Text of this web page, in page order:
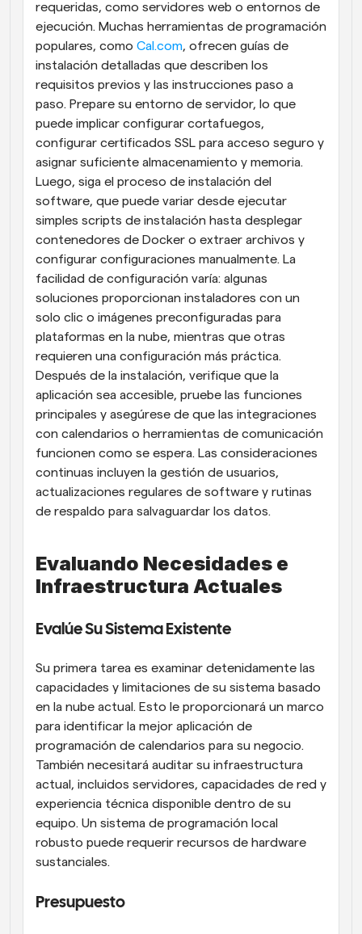
requeridas, como servidores web o entornos de
ejecución. Muchas herramientas de programación
populares, como Cal.com, ofrecen guías de
instalación detalladas que describen los
requisitos previos y las instrucciones paso a
paso. Prepare su entorno de servidor, lo que
puede implicar configurar cortafuegos,
configurar certificados SSL para acceso seguro y
asignar suficiente almacenamiento y memoria.
Luego, siga el proceso de instalación del
software, que puede variar desde ejecutar
simples scripts de instalación hasta desplegar
contenedores de Docker o extraer archivos y
configurar configuraciones manualmente. La
facilidad de configuración varía: algunas
soluciones proporcionan instaladores con un
solo clic o imágenes preconfiguradas para
plataformas en la nube, mientras que otras
requieren una configuración más práctica.
Después de la instalación, verifique que la
aplicación sea accesible, pruebe las funciones
principales y asegúrese de que las integraciones
con calendarios o herramientas de comunicación
funcionen como se espera. Las consideraciones
continuas incluyen la gestión de usuarios,
actualizaciones regulares de software y rutinas
de respaldo para salvaguardar los datos.
Evaluando Necesidades e
Infraestructura Actuales
Evalúe Su Sistema Existente
Su primera tarea es examinar detenidamente las
capacidades y limitaciones de su sistema basado
en la nube actual. Esto le proporcionará un marco
para identificar la mejor aplicación de
programación de calendarios para su negocio.
También necesitará auditar su infraestructura
actual, incluidos servidores, capacidades de red y
experiencia técnica disponible dentro de su
equipo. Un sistema de programación local
robusto puede requerir recursos de hardware
sustanciales.
Presupuesto